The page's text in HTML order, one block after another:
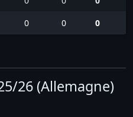
0 0 0
26 (Allemagne)